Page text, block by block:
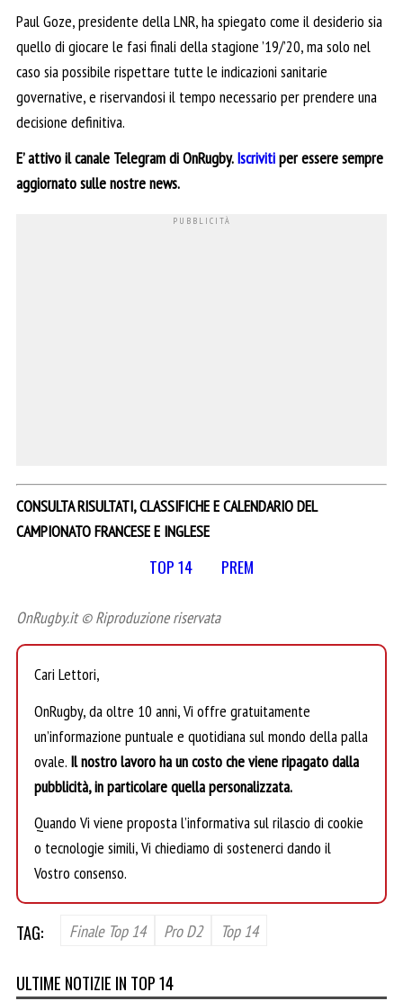
Paul Goze, presidente della LNR, ha spiegato come il desiderio sia
quello di giocare le fasi finali della stagione ’19/’20, ma solo nel
caso sia possibile rispettare tutte le indicazioni sanitarie
governative, e riservandosi il tempo necessario per prendere una
decisione definitiva.
E’ attivo il canale Telegram di OnRugby.Iscrivitiper essere sempre
aggiornato sulle nostre news.
CONSULTA RISULTATI, CLASSIFICHE E CALENDARIO DEL
CAMPIONATO FRANCESE E INGLESE
TOP 14 PREM
OnRugby.it © Riproduzione riservata
Cari Lettori,
OnRugby, da oltre 10 anni, Vi offre gratuitamente
un’informazione puntuale e quotidiana sul mondo della palla
ovale. Il nostro lavoro ha un costo che viene ripagato dalla
pubblicità, in particolare quella personalizzata.
Quando Vi viene proposta l’informativa sul rilascio di cookie
o tecnologie simili, Vi chiediamo di sostenerci dando il
Vostro consenso.
TAG: Finale Top 14 Pro D2 Top 14
ULTIME NOTIZIE IN TOP 14